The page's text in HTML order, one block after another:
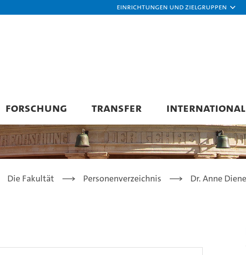
Einrichtungen und Zielgruppen
FORSCHUNG TRANSFER
Die Fakultät Personenverzeichnis Dr. Anne